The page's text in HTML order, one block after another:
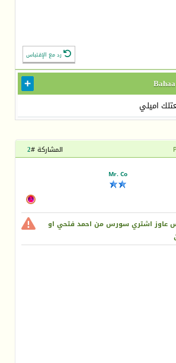
رد مع الإقتباس
Bahaa
اميلي
المشاركة #2
Mr. Co
عاوز اشتري سورس من احمد فتحي او